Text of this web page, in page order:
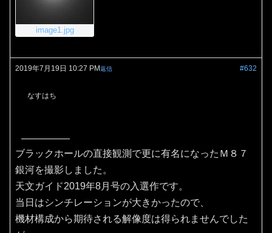
image1.jpg
2019年7月19日 10:27 PM #632
返信
なすはち
ブラックホールの直接観測で更に有名になったＭ８７
銀河を撮影しました。
天文ガイド2019年8月号の入選作です。
当日はシンチレーションが大きかったので、
機材構成から期待される解像度は得られませんでした